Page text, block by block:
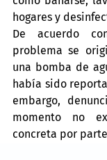
hogares y
De acuerdo
problema se
una bomba de
había sido
embargo,
momento no
concreta por